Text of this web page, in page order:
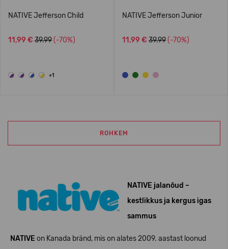
NATIVE Jefferson Child
11,99 € 39.99 (-70%)
+1
NATIVE Jefferson Junior
11,99 € 39.99 (-70%)
ROHKEM
NATIVE jalanõud –
kestlikkus ja kergus igas
sammus
NATIVE on Kanada bränd, mis on alates 2009. aastast loonud